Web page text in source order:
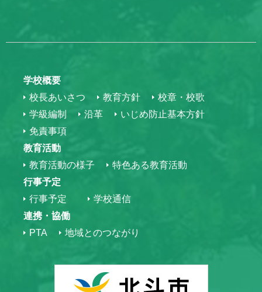
学校概要
校長あいさつ
教育方針
校章・校歌
学級編制
沿革
いじめ防止基本方針
免責事項
教育活動
教育活動の様子
特色ある教育活動
行事予定
行事予定
学校通信
連携・協働
PTA
地域とのつながり